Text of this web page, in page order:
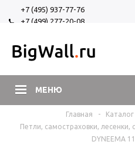
+7 (495) 937-77-76
+7 (499) 277-20-08
МЕНЮ
Главная - Каталог
Петли, самостраховки, лесенки,
DYNEEMA